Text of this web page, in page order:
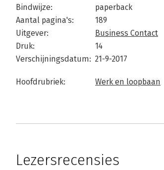
Bindwijze:
paperback
Aantal pagina's:
189
Uitgever:
Business Contact
Druk:
14
Verschijningsdatum: 21-9-2017
Hoofdrubriek: Werk en loopbaan
Lezersrecensies